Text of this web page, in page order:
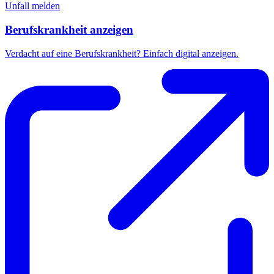
Unfall melden
Berufskrankheit anzeigen
Verdacht auf eine Berufskrankheit? Einfach digital anzeigen.